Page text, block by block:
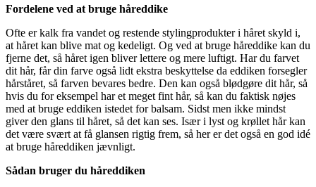
Fordelene ved at bruge håreddike
Ofte er kalk fra vandet og restende stylingprodukter i håret skyld i,
at håret kan blive mat og kedeligt. Og ved at bruge håreddike kan du
fjerne det, så håret igen bliver lettere og mere luftigt. Har du farvet
dit hår, får din farve også lidt ekstra beskyttelse da eddiken forsegler
hårståret, så farven bevares bedre. Den kan også blødgøre dit hår, så
hvis du for eksempel har et meget fint hår, så kan du faktisk nøjes
med at bruge eddiken istedet for balsam. Sidst men ikke mindst
giver den glans til håret, så det kan ses. Især i lyst og krøllet hår kan
det være svært at få glansen rigtig frem, så her er det også en god idé
at bruge håreddiken jævnligt.
Sådan bruger du håreddiken